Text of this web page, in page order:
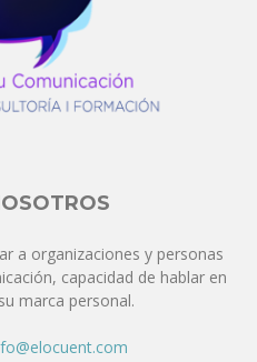
a organizaciones y personas
capacidad de hablar en
marca personal.